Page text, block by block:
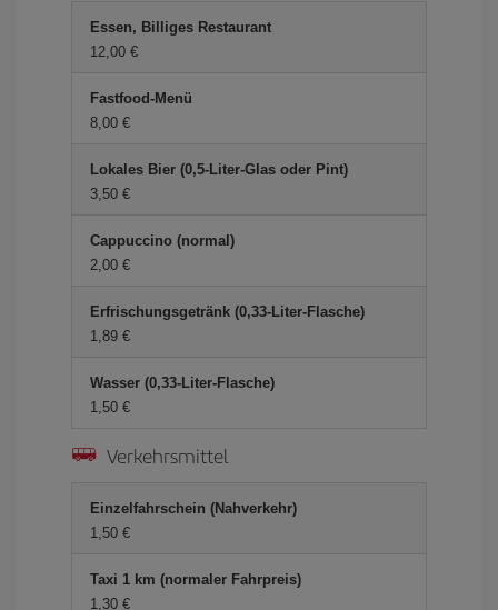
Essen, Billiges Restaurant
12,00 €
Fastfood-Menü
8,00 €
Lokales Bier (0,5-Liter-Glas oder Pint)
3,50 €
Cappuccino (normal)
2,00 €
Erfrischungsgetränk (0,33-Liter-Flasche)
1,89 €
Wasser (0,33-Liter-Flasche)
1,50 €
Verkehrsmittel
Einzelfahrschein (Nahverkehr)
1,50 €
Taxi 1 km (normaler Fahrpreis)
1,30 €